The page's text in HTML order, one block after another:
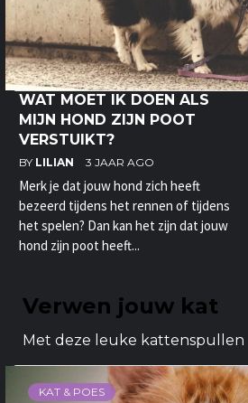
WAT MOET IK DOEN ALS
MIJN HOND ZIJN POOT
VERSTUIKT?
BY LILIAN 3 JAAR AGO
Merk je dat jouw hond zich heeft
bezeerd tijdens het rennen of tijdens
het spelen? Dan kan het zijn dat jouw
hond zijn poot heeft...
Verwen jouw kat
Met deze leuke kattenspullen
KAT & POES